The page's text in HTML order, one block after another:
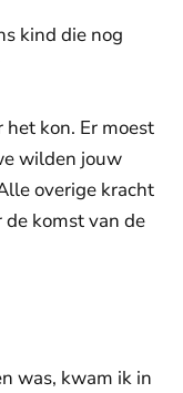
kind die nog
kon. Er moest
wilden jouw
overige kracht
komst van de
was, kwam ik in